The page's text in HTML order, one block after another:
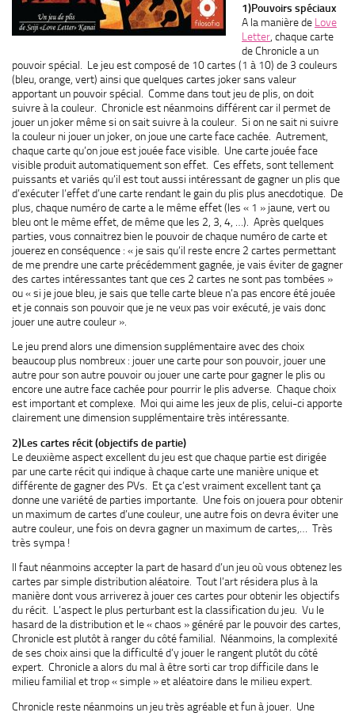
1)Pouvoirs spéciaux
A la manière de Love
Letter , chaque carte
de Chronicle a un
pouvoir spécial. Le jeu est composé de 10 cartes (1 à 10) de 3 couleurs
(bleu, orange, vert) ainsi que quelques cartes joker sans valeur
apportant un pouvoir spécial. Comme dans tout jeu de plis, on doit
suivre à la couleur. Chronicle est néanmoins différent car il permet de
jouer un joker même si on sait suivre à la couleur. Si on ne sait ni suivre
la couleur ni jouer un joker, on joue une carte face cachée. Autrement,
chaque carte qu’on joue est jouée face visible. Une carte jouée face
visible produit automatiquement son effet. Ces effets, sont tellement
puissants et variés qu’il est tout aussi intéressant de gagner un plis que
d’exécuter l’effet d’une carte rendant le gain du plis plus anecdotique. De
plus, chaque numéro de carte a le même effet (les « 1 » jaune, vert ou
bleu ont le même effet, de même que les 2, 3, 4, …). Après quelques
parties, vous connaitrez bien le pouvoir de chaque numéro de carte et
jouerez en conséquence : « je sais qu’il reste encre 2 cartes permettant
de me prendre une carte précédemment gagnée, je vais éviter de gagner
des cartes intéressantes tant que ces 2 cartes ne sont pas tombées »
ou « si je joue bleu, je sais que telle carte bleue n’a pas encore été jouée
et je connais son pouvoir que je ne veux pas voir exécuté, je vais donc
jouer une autre couleur ».
Le jeu prend alors une dimension supplémentaire avec des choix
beaucoup plus nombreux : jouer une carte pour son pouvoir, jouer une
autre pour son autre pouvoir ou jouer une carte pour gagner le plis ou
encore une autre face cachée pour pourrir le plis adverse. Chaque choix
est important et complexe. Moi qui aime les jeux de plis, celui-ci apporte
clairement une dimension supplémentaire très intéressante.
2)Les cartes récit (objectifs de partie)
Le deuxième aspect excellent du jeu est que chaque partie est dirigée
par une carte récit qui indique à chaque carte une manière unique et
différente de gagner des PVs. Et ça c’est vraiment excellent tant ça
donne une variété de parties importante. Une fois on jouera pour obtenir
un maximum de cartes d’une couleur, une autre fois on devra éviter une
autre couleur, une fois on devra gagner un maximum de cartes,… Très
très sympa !
Il faut néanmoins accepter la part de hasard d’un jeu où vous obtenez les
cartes par simple distribution aléatoire. Tout l’art résidera plus à la
manière dont vous arriverez à jouer ces cartes pour obtenir les objectifs
du récit. L’aspect le plus perturbant est la classification du jeu. Vu le
hasard de la distribution et le « chaos » généré par le pouvoir des cartes,
Chronicle est plutôt à ranger du côté familial. Néanmoins, la complexité
de ses choix ainsi que la difficulté d’y jouer le rangent plutôt du côté
expert. Chronicle a alors du mal à être sorti car trop difficile dans le
milieu familial et trop « simple » et aléatoire dans le milieu expert.
Chronicle reste néanmoins un jeu très agréable et fun à jouer. Une